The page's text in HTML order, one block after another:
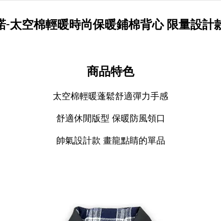
-太空棉輕暖時尚保暖鋪棉背心 限量設計
商品特色
太空棉輕暖蓬鬆舒適彈力手感
舒適休閒版型 保暖防風領口
帥氣設計款 畫龍點睛的單品